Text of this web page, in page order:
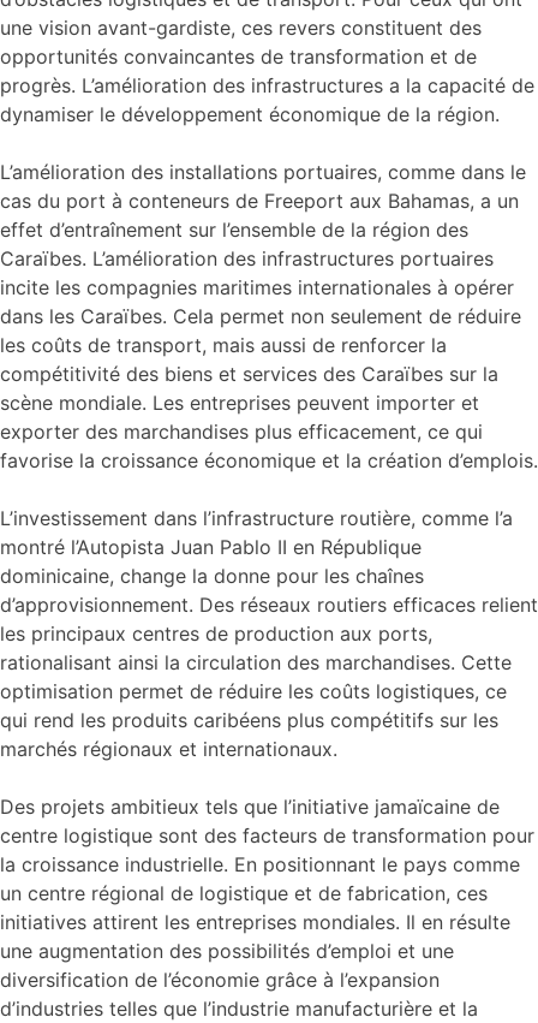
une vision avant-gardiste, ces revers constituent des
opportunités convaincantes de transformation et de
progrès. L’amélioration des infrastructures a la capacité de
dynamiser le développement économique de la région.
L’amélioration des installations portuaires, comme dans le
cas du port à conteneurs de Freeport aux Bahamas, a un
effet d’entraînement sur l’ensemble de la région des
Caraïbes. L’amélioration des infrastructures portuaires
incite les compagnies maritimes internationales à opérer
dans les Caraïbes. Cela permet non seulement de réduire
les coûts de transport, mais aussi de renforcer la
compétitivité des biens et services des Caraïbes sur la
scène mondiale. Les entreprises peuvent importer et
exporter des marchandises plus efficacement, ce qui
favorise la croissance économique et la création d’emplois.
L’investissement dans l’infrastructure routière, comme l’a
montré l’Autopista Juan Pablo II en République
dominicaine, change la donne pour les chaînes
d’approvisionnement. Des réseaux routiers efficaces relient
les principaux centres de production aux ports,
rationalisant ainsi la circulation des marchandises. Cette
optimisation permet de réduire les coûts logistiques, ce
qui rend les produits caribéens plus compétitifs sur les
marchés régionaux et internationaux.
Des projets ambitieux tels que l’initiative jamaïcaine de
centre logistique sont des facteurs de transformation pour
la croissance industrielle. En positionnant le pays comme
un centre régional de logistique et de fabrication, ces
initiatives attirent les entreprises mondiales. Il en résulte
une augmentation des possibilités d’emploi et une
diversification de l’économie grâce à l’expansion
d’industries telles que l’industrie manufacturière et la